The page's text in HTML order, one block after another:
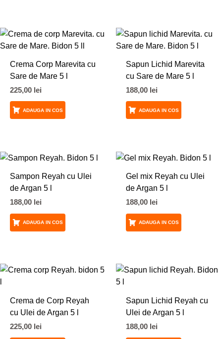
Crema Corp Marevita cu
Sare de Mare 5 l
225,00 lei
ADAUGA IN COS
Sapun Lichid Marevita
cu Sare de Mare 5 l
188,00 lei
ADAUGA IN COS
Sampon Reyah cu Ulei
de Argan 5 l
188,00 lei
ADAUGA IN COS
Gel mix Reyah cu Ulei
de Argan 5 l
188,00 lei
ADAUGA IN COS
Crema de Corp Reyah
cu Ulei de Argan 5 l
225,00 lei
Sapun Lichid Reyah cu
Ulei de Argan 5 l
188,00 lei